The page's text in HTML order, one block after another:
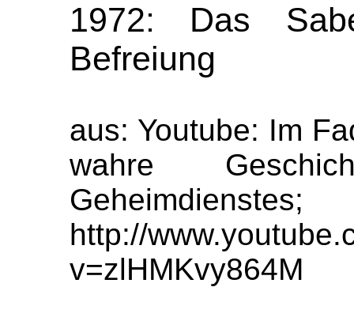
1972: Das
Befreiung
aus: Youtube: Im
wahre
Geheimdienstes;
http://
v=zlHMKvy864M